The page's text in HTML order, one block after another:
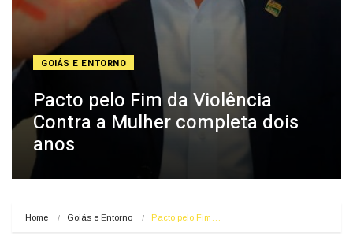
GOIÁS E ENTORNO
Pacto pelo Fim da Violência
Contra a Mulher completa dois
anos
Home Goiás e Entorno Pacto pelo Fim…